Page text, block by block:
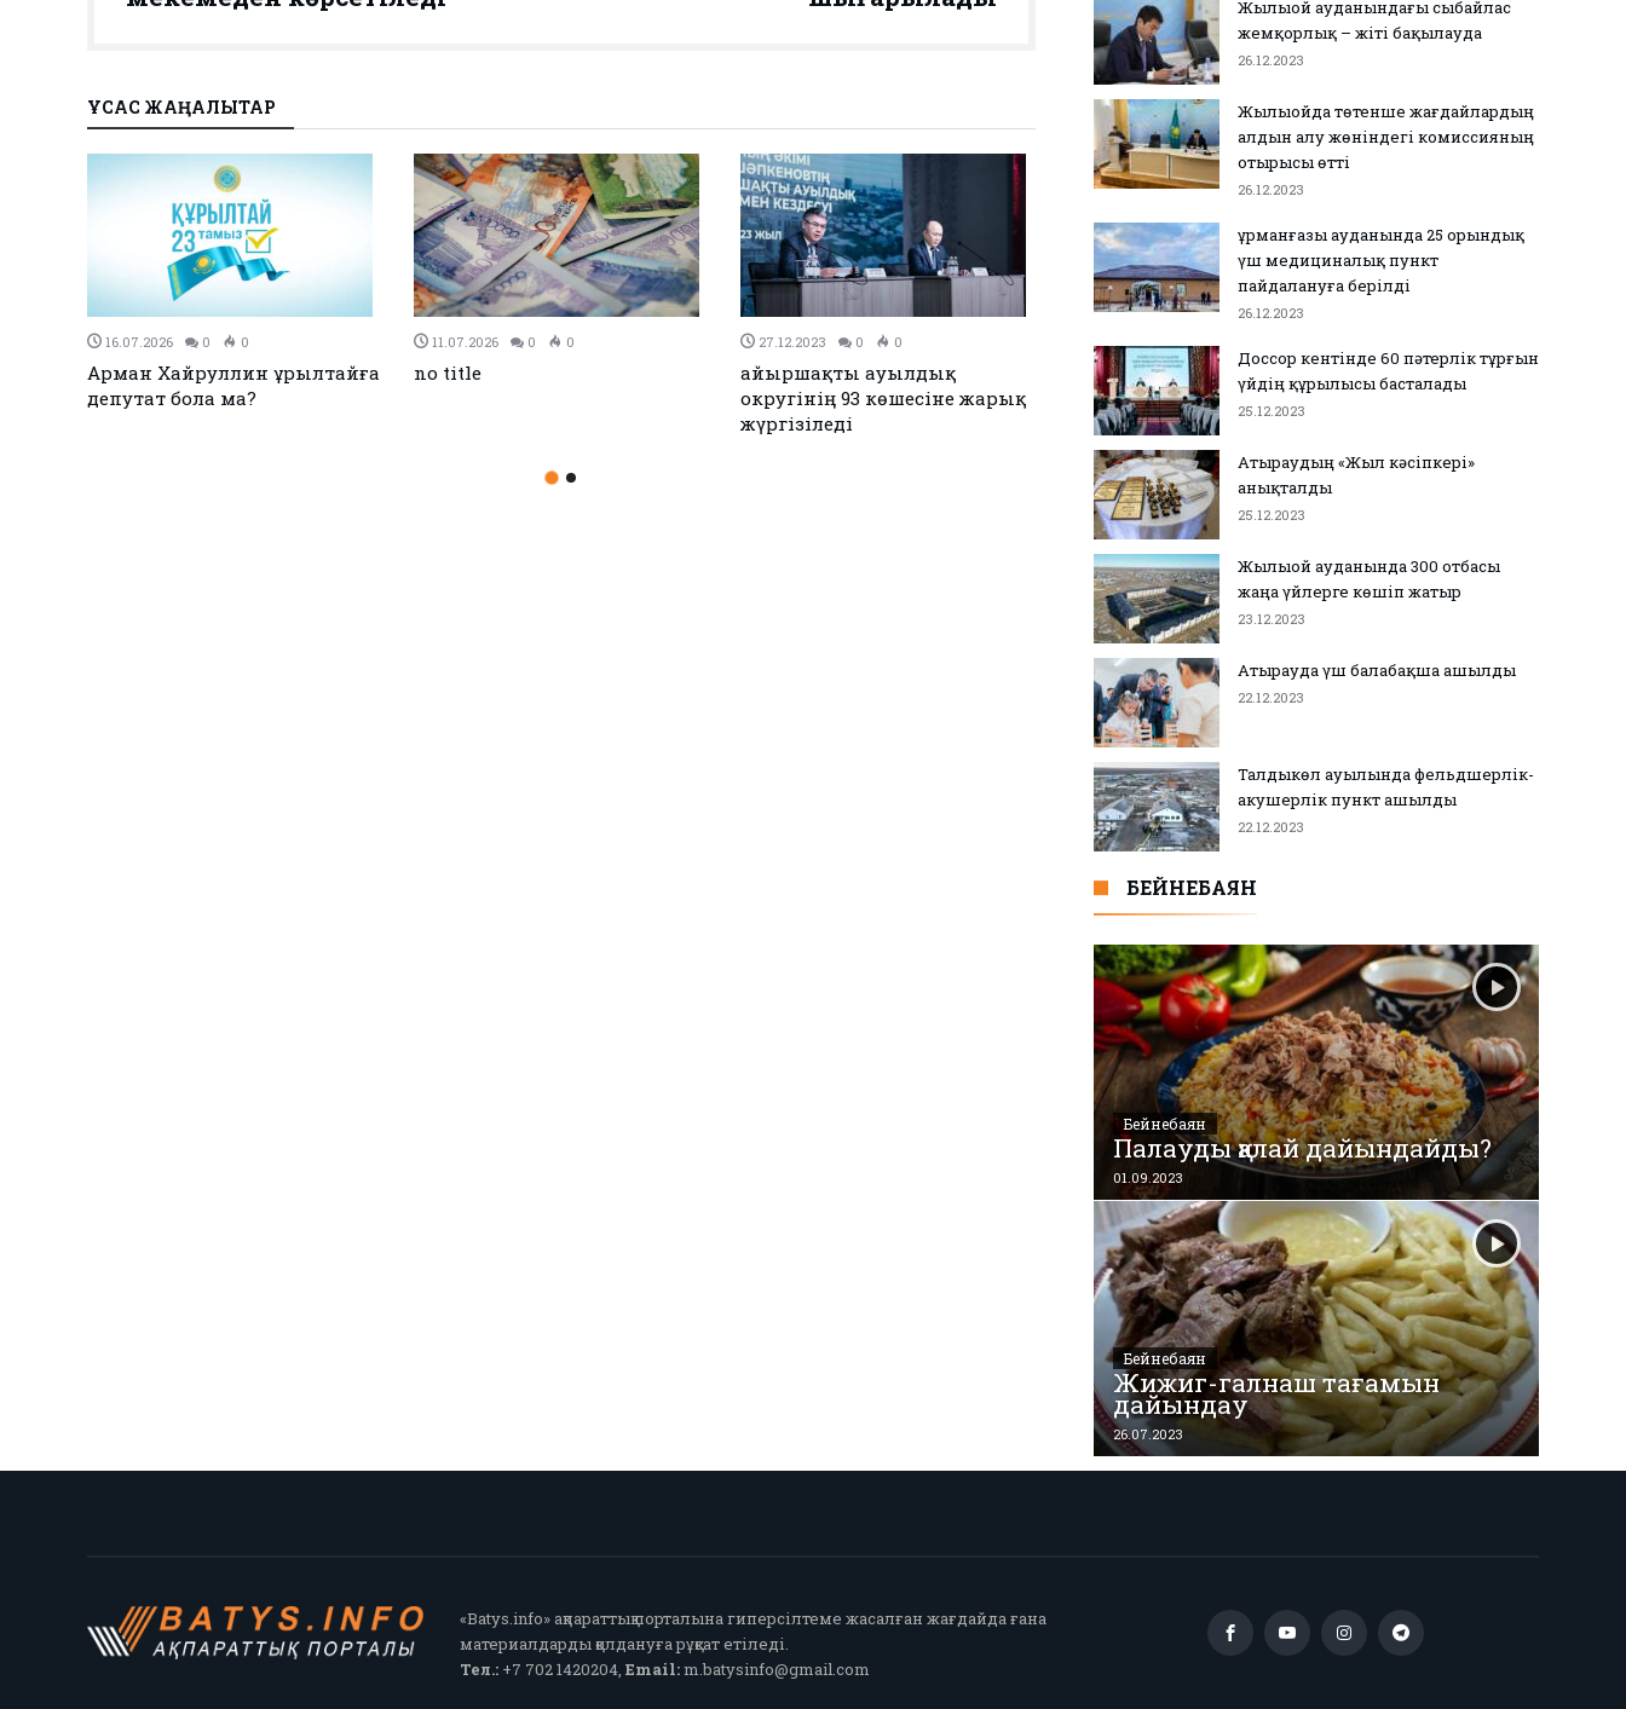
ҰҚСАС ЖАҢАЛЫҚТАР
27.12.2023 0 0
Қызылқоғада әлем және Азия
чемпиондары марапатталды
26.12.2023 0 0
ЕЭО одағы мен Иран келісімге
26.12.2023 0 0
Аудандық мәслихаттың 12-
сессиясы өтті
Жылыой ауданындағы сыбайлас
жемқорлық – жіті бақылауда
26.12.2023
Жылыойда төтенше жағдайлардың
алдын алу жөніндегі комиссияның
отырысы өтті
26.12.2023
Құрманғазы ауданында 25 орындық
үш медициналық пункт
пайдалануға берілді
26.12.2023
Доссор кентінде 60 пәтерлік тұрғын
үйдің құрылысы басталады
25.12.2023
Атыраудың «Жыл кәсіпкері»
анықталды
25.12.2023
Жылыой ауданында 300 отбасы
жаңа үйлерге көшіп жатыр
23.12.2023
Атырауда үш балабақша ашылды
22.12.2023
Талдыкөл ауылында фельдшерлік-
акушерлік пункт ашылды
22.12.2023
БЕЙНЕБАЯН
Бейнебаян
Палауды қалай дайындайды?
01.09.2023
Бейнебаян
Жижиг-галнаш тағамын
дайындау
26.07.2023
«Batys.info» ақпараттық порталына гиперсілтеме жасалған жағдайда ғана
материалдарды қолдануға рұқсат етіледі.
Тел.:+7 702 1420204, Email:m.batysinfo@gmail.com